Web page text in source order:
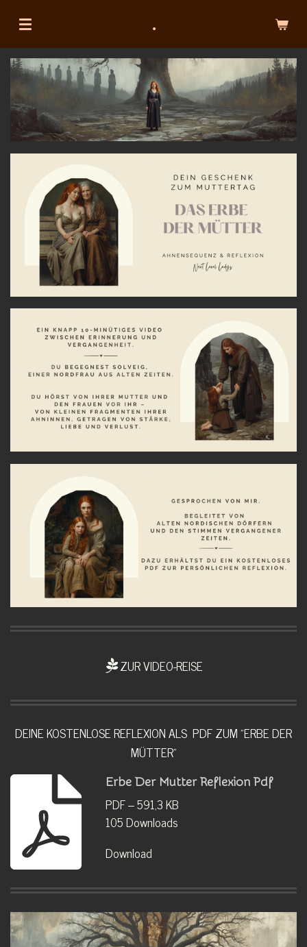
Zum
.
ZUR VIDEO-REISE
DEINE KOSTENLOSE REFLEXION ALS PDF ZUM "ERBE DER
MÜTTER"
Erbe Der Mutter Reflexion Pdf
PDF – 591,3 KB
105 Downloads
Download